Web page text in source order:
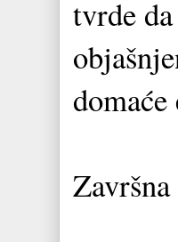
tvrde